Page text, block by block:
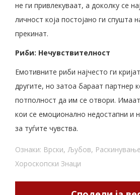
не ги привлекуваат, а доколку се
личност која постојано ги спушта
прекинат.
Риби: Нечувствителност
Емотивните риби најчесто ги
другите, но затоа бараат партнер
потполност да им се отвори.
кои се емоционално недостапни и
за туѓите чувства.
Ознаки: Врски, Љубов, Раскинување
Хороскопски Знаци